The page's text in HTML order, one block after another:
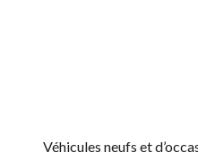
Véhicules neufs et